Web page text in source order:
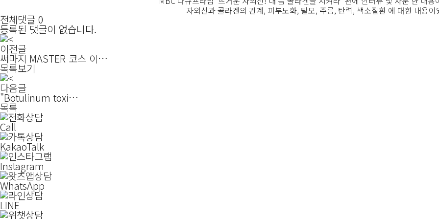
자외선과 콜라겐의 관계, 피부노화, 탈모, 주름, 탄력, 색소질환 에 대한 내용이
전체댓글 0
등록된 댓글이 없습니다.
이전글
써마지 MASTER 코스 이…
목록보기
다음글
"Botulinum toxi…
목록
Call
KakaoTalk
Instagram
WhatsApp
LINE